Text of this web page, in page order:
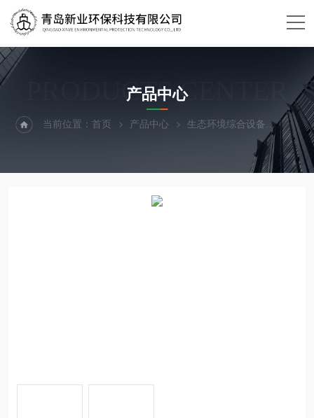
PRODUCTS CENTER
产品中心
当前位置：首页 产品中心 生态环境综合设备 风速仪